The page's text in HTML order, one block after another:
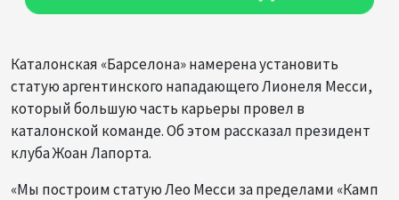
Каталонская «Барселона» намерена установить
статую аргентинского нападающего Лионеля Месси,
который большую часть карьеры провел в
каталонской команде. Об этом рассказал президент
клуба Жоан Лапорта.
«Мы построим статую Лео Месси за пределами «Камп